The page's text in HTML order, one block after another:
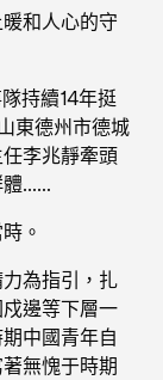
和人心的守
持續14年挺
東德州市德城
李兆靜牽頭
體……
。
為指引，扎
邊等下層一
中國青年自
無愧于時期